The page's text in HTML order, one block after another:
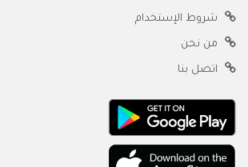
شروط الإستخدام
من نحن
اتصل بنا